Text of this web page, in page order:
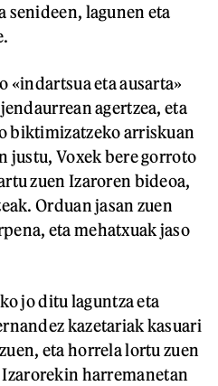
senideen, lagunen eta
«indartsua eta ausarta»
agertzea, eta
biktimizatzeko arriskuan
justu, Voxek bere gorroto
zuen Izaroren bideoa,
Orduan jasan zuen
eta mehatxuak jaso
jo ditu laguntza eta
kazetariak kasuari
eta horrela lortu zuen
harremanetan